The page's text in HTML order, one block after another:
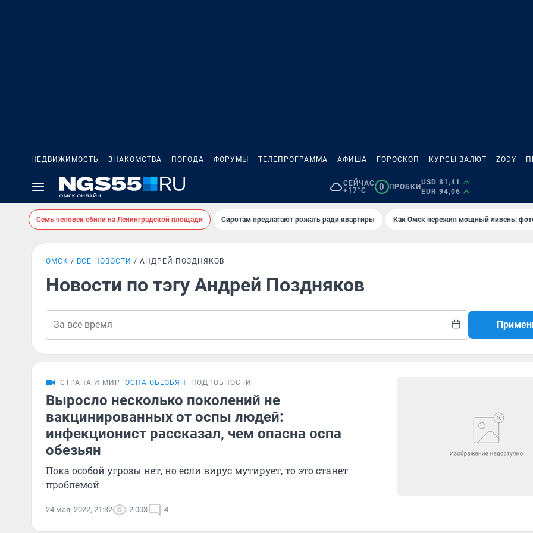
НЕДВИЖИМОСТЬ ЗНАКОМСТВА ПОГОДА ФОРУМЫ ТЕЛЕПРОГРАММА АФИША ГОРОСКОП КУРСЫ ВАЛЮТ ZODY
СЕЙЧАС
+17°C
0 ПРОБКИ
USD 81,41
EUR 94,06
Семь человек сбили на Ленинградской площади Сиротам предлагают рожать ради квартиры Как Омск пережил мощный ливень:
ОМСК ВСЕ НОВОСТИ АНДРЕЙ ПОЗДНЯКОВ
Новости по тэгу Андрей Поздняков
СТРАНА И МИР ОСПА ОБЕЗЬЯН ПОДРОБНОСТИ
Выросло несколько поколений не
вакцинированных от оспы людей:
инфекционист рассказал, чем опасна оспа
обезьян
Пока особой угрозы нет, но если вирус мутирует, то это станет
проблемой
24 мая, 2022, 21:32 2 003 4